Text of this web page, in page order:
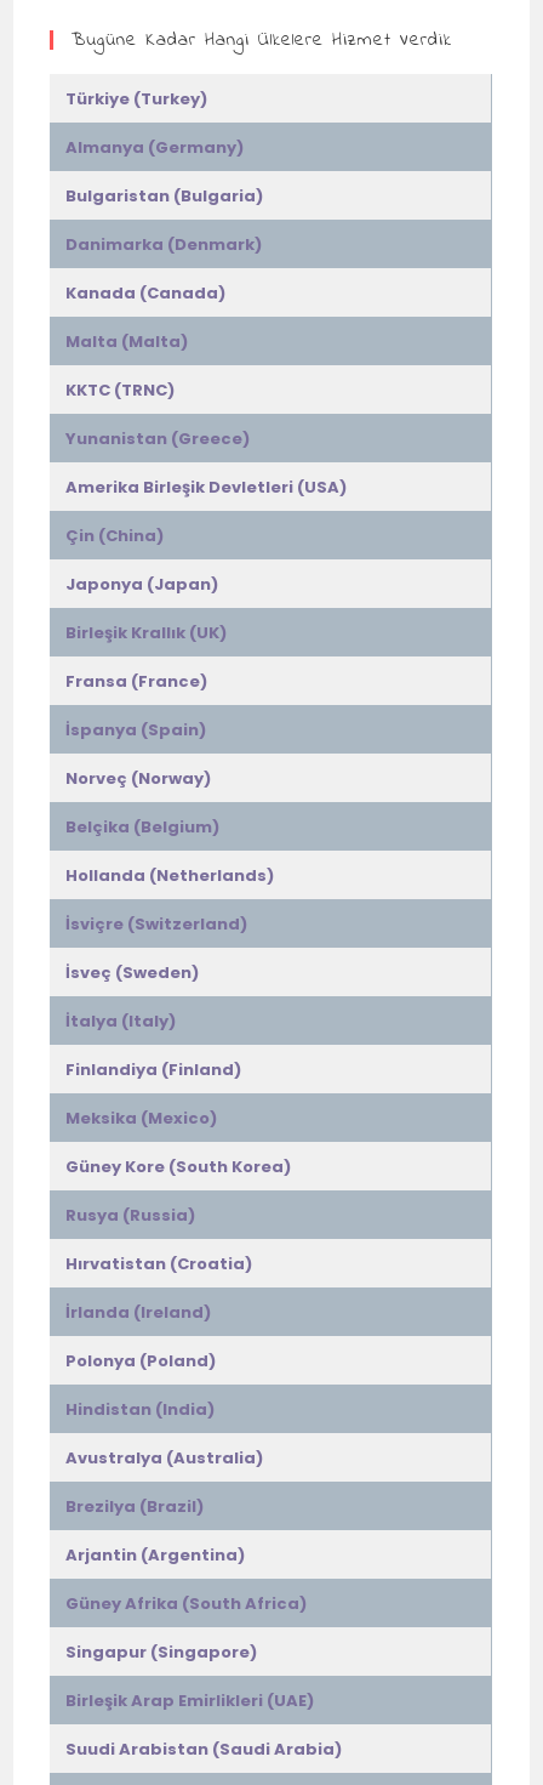
Bugüne Kadar Hangi Ülkelere Hizmet Verdik
Türkiye (Turkey)
Almanya (Germany)
Bulgaristan (Bulgaria)
Danimarka (Denmark)
Kanada (Canada)
Malta (Malta)
KKTC (TRNC)
Yunanistan (Greece)
Amerika Birleşik Devletleri (USA)
Çin (China)
Japonya (Japan)
Birleşik Krallık (UK)
Fransa (France)
İspanya (Spain)
Norveç (Norway)
Belçika (Belgium)
Hollanda (Netherlands)
İsviçre (Switzerland)
İsveç (Sweden)
İtalya (Italy)
Finlandiya (Finland)
Meksika (Mexico)
Güney Kore (South Korea)
Rusya (Russia)
Hırvatistan (Croatia)
İrlanda (Ireland)
Polonya (Poland)
Hindistan (India)
Avustralya (Australia)
Brezilya (Brazil)
Arjantin (Argentina)
Güney Afrika (South Africa)
Singapur (Singapore)
Birleşik Arap Emirlikleri (UAE)
Suudi Arabistan (Saudi Arabia)